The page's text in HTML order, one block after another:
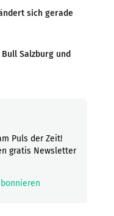
sich gerade
Salzburg und
Puls der Zeit!
gratis Newsletter